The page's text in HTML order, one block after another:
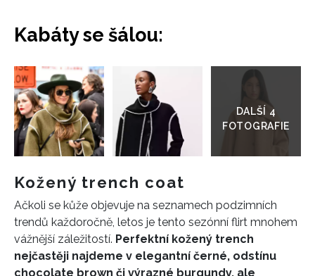
Kabáty se šálou:
Přejít
galerie
Kožený trench coat
Ačkoli se kůže objevuje na seznamech podzimních
trendů každoročně, letos je tento sezónní flirt mnohem
vážnější záležitostí. Perfektní kožený trench
nejčastěji najdeme v elegantní černé, odstínu
chocolate brown či výrazné burgundy, ale